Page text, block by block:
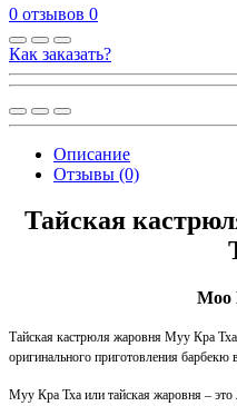
0 отзывов 0
Как заказать?
Описание
Отзывы (0)
Тайская
Moo
Тайская кастрюля жаровня Муу Кра Тха
оригинального приготовления барбекю
Муу Кра Тха или тайская жаровня – это